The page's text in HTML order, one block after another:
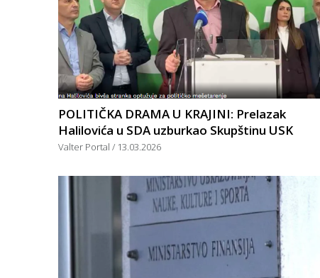
POLITIČKA DRAMA U KRAJINI: Prelazak
Halilovića u SDA uzburkao Skupštinu USK
Valter Portal 13.03.2026